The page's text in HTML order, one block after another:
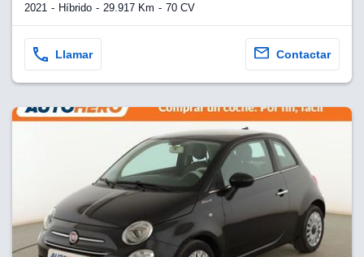
2021 Híbrido 29.917 Km 70 CV
Llamar Contactar